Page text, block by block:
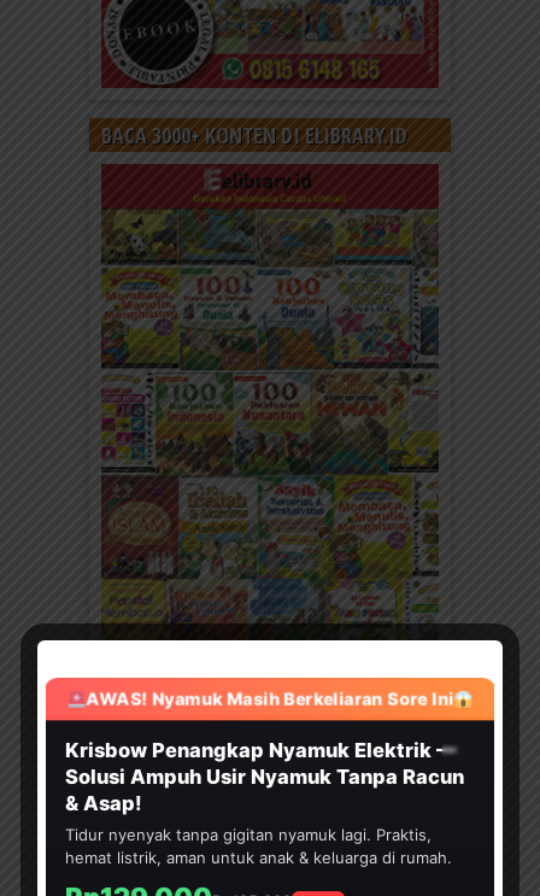
BACA 3000+ KONTEN DI ELIBRARY.ID
KATEGORI
Kategori
TERBARU
Download Ebook 60
Langkah 60 Hari Aku Pintar
Membaca dan Menulis (64
AWAS! Nyamuk Masih Berkeliaran Sore Ini
HEMAT 30%
Krisbow Penangkap Nyamuk Elektrik —
Solusi Ampuh Usir Nyamuk Tanpa Racun
& Asap!
Tidur nyenyak tanpa gigitan nyamuk lagi. Praktis,
hemat listrik, aman untuk anak & keluarga di rumah.